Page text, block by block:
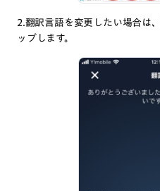
2.翻訳言語を変更したい場合は
ップします。